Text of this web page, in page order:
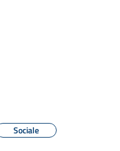
Sociale